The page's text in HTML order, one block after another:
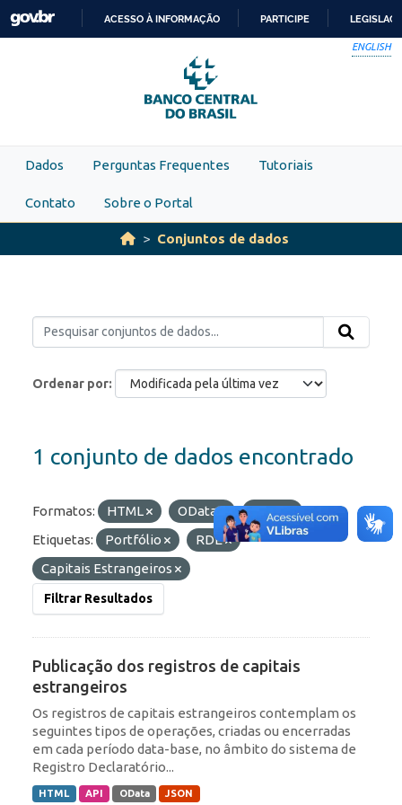
Skip to main content
PARA
O
CONTEÚDO
ACESSO À INFORMAÇÃO PARTICIPE
ENGLISH
Dados Perguntas Frequentes Tutoriais
Contato Sobre o Portal
Conjuntos de dados
Ordenar por
1 conjunto de dados encontrado
Formatos: HTML OData
JSON
Etiquetas:
Portfólio
RDE
Capitais Estrangeiros
Filtrar Resultados
Publicação dos registros de capitais
estrangeiros
Os registros de capitais estrangeiros contemplam os
seguintes tipos de operações, criadas ou encerradas
em cada período data-base, no âmbito do sistema de
Registro Declaratório...
HTML API OData JSON